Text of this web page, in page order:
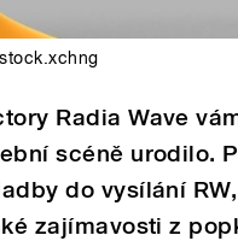
Radia Wave
scéně urodilo.
do vysílání
zajímavosti z